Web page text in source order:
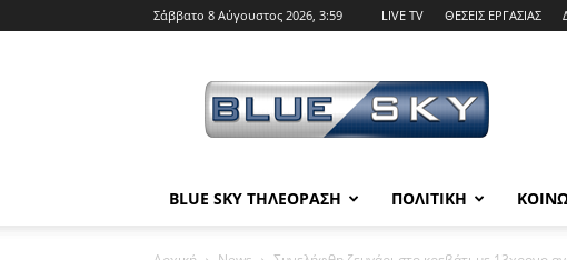
Σάββατο 8 Αύγουστος 2026, 3:59 LIVE TV ΘΕΣΕΙΣ ΕΡΓΑΣΙΑΣ
SKY
BLUE SKY ΤΗΛΕΟΡΑΣΗ ΠΟΛΙΤΙΚΗ